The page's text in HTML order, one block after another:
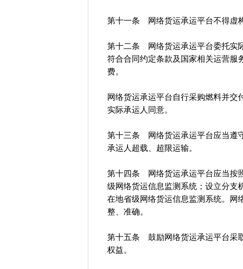
第十一条 网络货运承运平台不得虚
第十二条 网络货运承运平台委托实
符合合同约定条款及国家相关运营服
费。
网络货运承运平台自行采购燃料并交
实际承运人同意。
第十三条 网络货运承运平台应当遵
承运人超载、超限运输。
第十四条 网络货运承运平台应当按
级网络货运信息监测系统；设立分支
在地省级网络货运信息监测系统。网
整、准确。
第十五条 鼓励网络货运承运平台采
权益。